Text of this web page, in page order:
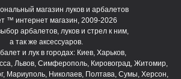
магазин луков и арбалетов
™ интернет магазин, 2009-2026
арбалетов, луков и стрел к ним,
а так же аксессуаров.
и лук в городах: Киев, Харьков,
Львов, Симферополь, Кировоград, Житомир,
Мариуполь, Николаев, Полтава, Сумы, Херсон,